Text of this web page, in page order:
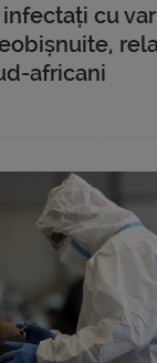
cu
africani